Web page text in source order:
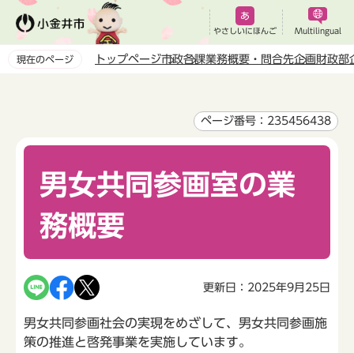
ペ
やさしいにほんご Multilingual
現在のページ トップページ市政各課業務概要・問合先企画財政部
ページ番号：235456438
男女共同参画室の業
務概要
更新日：2025年9月25日
男女共同参画社会の実現をめざして、男女共同参画施
策の推進と啓発事業を実施しています。